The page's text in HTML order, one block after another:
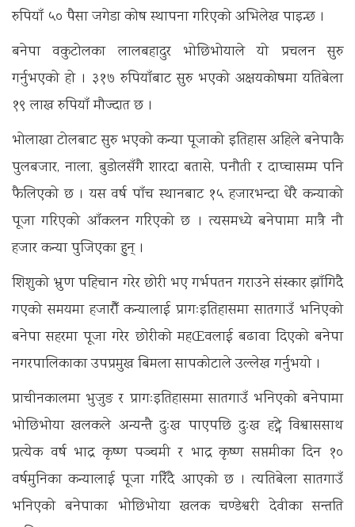
रुपियाँ ५० पैसा जगेडा कोष स्थापना गरिएको अभिलेख पाइन्छ ।
बनेपा वकुटोलका लालबहादुर भोछिभोयाले यो प्रचलन सुरु
गर्नुभएको हो । ३१७ रुपियाँबाट सुरु भएको अक्षयकोषमा यतिबेला
१९ लाख रुपियाँ मौज्दात छ ।
भोलाखा टोलबाट सुरु भएको कन्या पूजाको इतिहास अहिले बनेपाकै
पुलबजार, नाला, बुडोलसँगै शारदा बतासे, पनौती र दाप्चासम्म पनि
फैलिएको छ । यस वर्ष पाँच स्थानबाट १५ हजारभन्दा धेरै कन्याको
पूजा गरिएको आँकलन गरिएको छ । त्यसमध्ये बनेपामा मात्रै नौ
हजार कन्या पुजिएका हुन् ।
शिशुको भ्रुण पहिचान गरेर छोरी भए गर्भपतन गराउने संस्कार झाँगिदै
गएको समयमा हजारौँ कन्यालाई प्रागःइतिहासमा सातगाउँ भनिएको
बनेपा सहरमा पूजा गरेर छोरीको महŒवलाई बढावा दिएको बनेपा
नगरपालिकाका उपप्रमुख बिमला सापकोटाले उल्लेख गर्नुभयो ।
प्राचीनकालमा भुजुङ र प्रागःइतिहासमा सातगाउँ भनिएको बनेपामा
भोछिभोया खलकले अन्यन्तै दुःख पाएपछि दुःख हट्ने विश्वाससाथ
प्रत्येक वर्ष भाद्र कृष्ण पञ्चमी र भाद्र कृष्ण सप्तमीका दिन १०
वर्षमुनिका कन्यालाई पूजा गरिँदै आएको छ । त्यतिबेला सातगाउँ
भनिएको बनेपाका भोछिभोया खलक चण्डेश्वरी देवीका सन्तति